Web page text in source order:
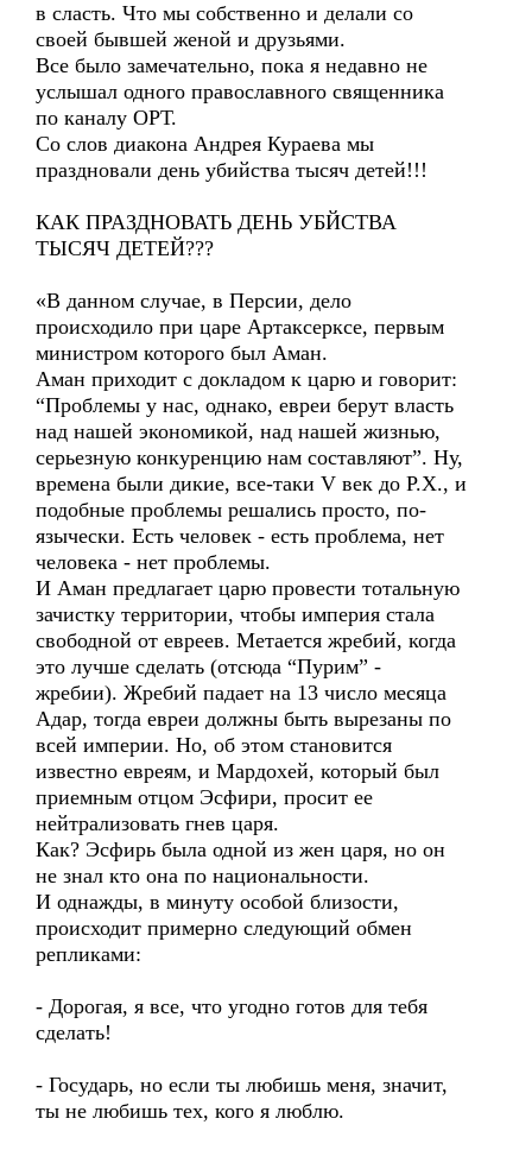
в сласть. Что мы собственно и делали со
своей бывшей женой и друзьями.
Все было замечательно, пока я недавно не
услышал одного православного священника
по каналу ОРТ.
Со слов диакона Андрея Кураева мы
праздновали день убийства тысяч детей!!!
КАК ПРАЗДНОВАТЬ ДЕНЬ УБЙСТВА
ТЫСЯЧ ДЕТЕЙ???
«В данном случае, в Персии, дело
происходило при царе Артаксерксе, первым
министром которого был Аман.
Аман приходит с докладом к царю и говорит:
“Проблемы у нас, однако, евреи берут власть
над нашей экономикой, над нашей жизнью,
серьезную конкуренцию нам составляют”. Ну,
времена были дикие, все-таки V век до Р.Х., и
подобные проблемы решались просто, по-
язычески. Есть человек - есть проблема, нет
человека - нет проблемы.
И Аман предлагает царю провести тотальную
зачистку территории, чтобы империя стала
свободной от евреев. Метается жребий, когда
это лучше сделать (отсюда “Пурим” -
жребии). Жребий падает на 13 число месяца
Адар, тогда евреи должны быть вырезаны по
всей империи. Но, об этом становится
известно евреям, и Мардохей, который был
приемным отцом Эсфири, просит ее
нейтрализовать гнев царя.
Как? Эсфирь была одной из жен царя, но он
не знал кто она по национальности.
И однажды, в минуту особой близости,
происходит примерно следующий обмен
репликами:
- Дорогая, я все, что угодно готов для тебя
сделать!
- Государь, но если ты любишь меня, значит,
ты не любишь тех, кого я люблю.